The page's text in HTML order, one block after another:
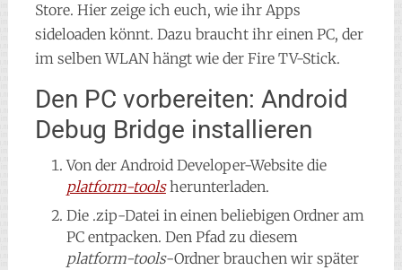
Store. Hier zeige ich euch, wie ihr Apps
sideloaden könnt. Dazu braucht ihr einen PC, der
im selben WLAN hängt wie der Fire TV-Stick.
Den PC vorbereiten: Android
Debug Bridge installieren
Von der Android Developer-Website die
platform-toolsherunterladen.
Die .zip-Datei in einen beliebigen Ordner am
PC entpacken. Den Pfad zu diesem
platform-tools-Ordner brauchen wir später